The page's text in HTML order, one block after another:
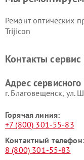
Ремонт оптических
Trijicon
Контакты сервис
Адрес
г. Благовещенск, ул.
Горячая линия:
+7 (800) 301-55-83
Контактный телефон:
8 (800) 301-55-83